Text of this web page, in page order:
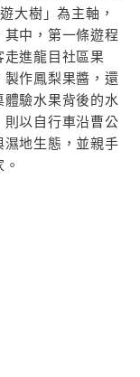
大樹」為主軸，
中，第一條遊程
走進龍目社區果
製作鳳梨果醬，還
驗水果背後的水
則以自行車沿曹公
地生態，並親手